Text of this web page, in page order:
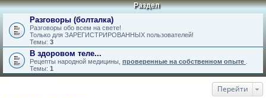
Раздел
Разговоры (болталка)
Разговоры обо всем на свете!
Только для ЗАРЕГИСТРИРОВАННЫХ пользователей!
Темы: 3
В здоровом теле...
Рецепты народной медицины, проверенные на собственном опыте
Темы: 1
Перейти